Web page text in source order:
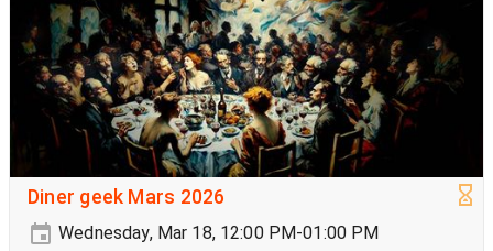
Diner geek Mars 2026
Wednesday, Mar 18, 12:00 PM-01:00 PM